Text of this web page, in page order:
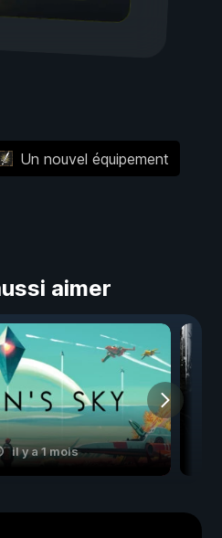
Un nouvel équipement
aimer
il y a 1 mois